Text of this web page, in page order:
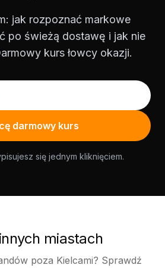
jak rozpoznać markowe
po świeżą dostawę i jak nie
kurs łowcy okazji.
darmowy kurs
się jednym kliknięciem.
miastach
poza Kielcami? Sprawdź